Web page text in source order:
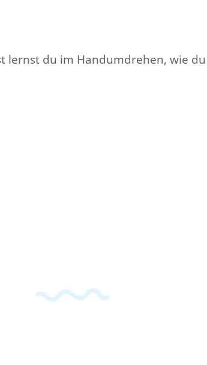
lernst du im Handumdrehen, wie